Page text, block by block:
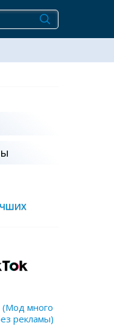
(Мод много
рекламы)